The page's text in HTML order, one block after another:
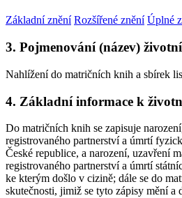
Základní znění Rozšířené znění Úplné
3. Pojmenování (název)
Nahlížení do matričních knih a sbírek
4. Základní informace k
Do matričních knih se zapisuje
registrovaného partnerství a úmrtí
České republice, a narození, uzavření
registrovaného partnerství a úmrtí
ke kterým došlo v cizině; dále se do
skutečnosti, jimiž se tyto zápisy mění a